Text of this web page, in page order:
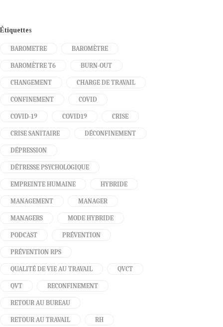
Étiquettes
BAROMETRE BAROMÈTRE
BAROMÈTRE T6 BURN-OUT
CHANGEMENT CHARGE DE TRAVAIL
CONFINEMENT COVID
COVID-19 COVID19 CRISE
CRISE SANITAIRE DÉCONFINEMENT
DÉPRESSION
DÉTRESSE PSYCHOLOGIQUE
EMPREINTE HUMAINE HYBRIDE
MANAGEMENT MANAGER
MANAGERS MODE HYBRIDE
PODCAST PRÉVENTION
PRÉVENTION RPS
QUALITÉ DE VIE AU TRAVAIL QVCT
QVT RECONFINEMENT
RETOUR AU BUREAU
RETOUR AU TRAVAIL RH